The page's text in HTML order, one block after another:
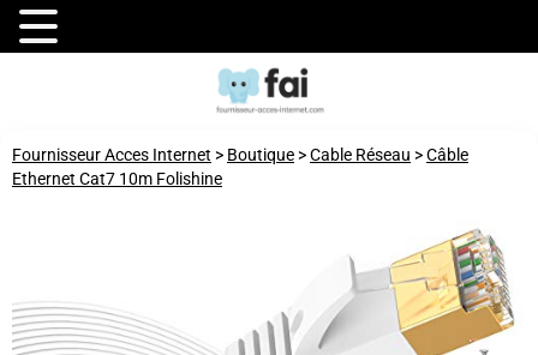
Fournisseur Acces Internet > Boutique >Cable Réseau >Câble
Ethernet Cat7 10m Folishine